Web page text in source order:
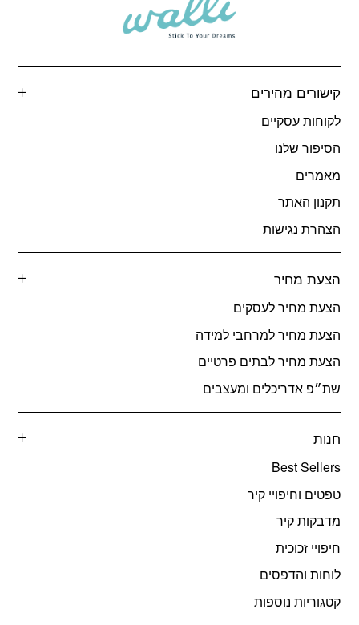
קישורים מהירים
לקוחות עסקיים
הסיפור שלנו
מאמרים
תקנון האתר
הצהרת נגישות
הצעת מחיר
הצעת מחיר לעסקים
הצעת מחיר למרחבי למידה
הצעת מחיר לבתים פרטיים
שת״פ אדריכלים ומעצבים
חנות
Best Sellers
טפטים וחיפויי קיר
מדבקות קיר
חיפויי זכוכית
לוחות והדפסים
קטגוריות נוספות